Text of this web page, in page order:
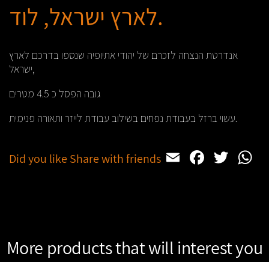
לארץ ישראל, לוד.
אנדרטת הנצחה לזכרם של יהודי אתיופיה שנספו בדרכם לארץ
ישראל,
גובה הפסל כ 4.5 מטרים
עשוי ברזל בעבודת נפחים בשילוב עבודת לייזר ותאורה פנימית.
Did you like Share with friends Email
More products that will interest you